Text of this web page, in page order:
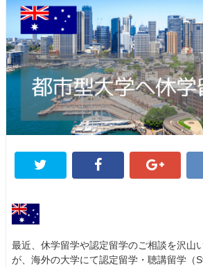
最近、休学留学や認定留学のご相談を沢山
が、海外の大学にて認定留学・聴講留学（